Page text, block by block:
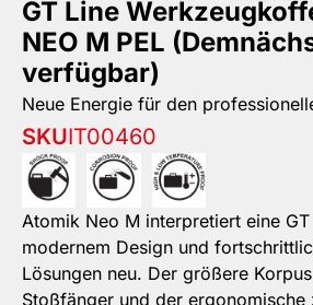
GT Line
NEO M PEL
verfügbar)
Neue Energie für den
SKUIT00460
Atomik Neo M interpretiert eine GT
modernem Design und
Lösungen neu. Der größere
Stoßfänger und der